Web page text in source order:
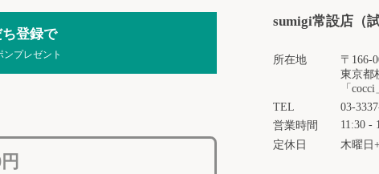
登録で
ンプレゼント
sumigi常設店（
所在地
〒166-
東京都
「
TEL
03-
営業時間
11:30 -
定休日
木曜日